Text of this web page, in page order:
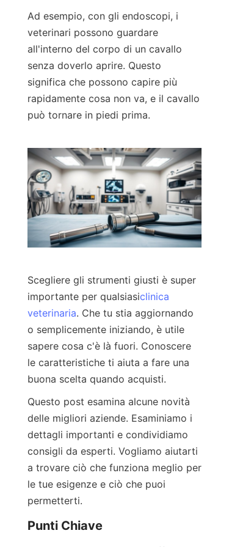
Ad esempio, con gli endoscopi, i
veterinari possono guardare
all'interno del corpo di un cavallo
senza doverlo aprire. Questo
significa che possono capire più
rapidamente cosa non va, e il cavallo
può tornare in piedi prima.
Scegliere gli strumenti giusti è super
importante per qualsiasiclinica
veterinaria. Che tu stia aggiornando
o semplicemente iniziando, è utile
sapere cosa c'è là fuori. Conoscere
le caratteristiche ti aiuta a fare una
buona scelta quando acquisti.
Questo post esamina alcune novità
delle migliori aziende. Esaminiamo i
dettagli importanti e condividiamo
consigli da esperti. Vogliamo aiutarti
a trovare ciò che funziona meglio per
le tue esigenze e ciò che puoi
permetterti.
Punti Chiave